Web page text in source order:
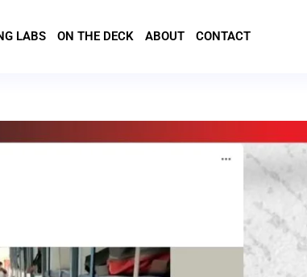
LABS ON THE DECK ABOUT CONTACT